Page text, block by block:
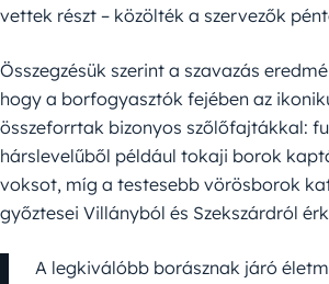
vettek részt – közölték a szervezők
Összegzésük szerint a szavazás
hogy a borfogyasztók fejében az
összeforrtak bizonyos szőlőfajtákkal:
hárslevelűből például tokaji borok
voksot, míg a testesebb vörösborok
győztesei Villányból és Szekszárdról
A legkiválóbb borásznak járó